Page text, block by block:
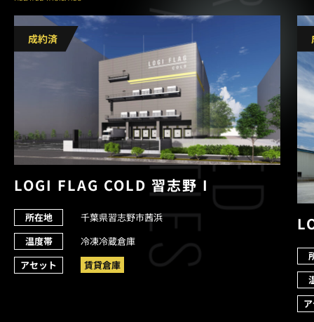
R
E
L
A
T
E
D
F
A
C
I
L
I
T
I
E
S
LOGI FLAG COLD 習志野 I
所在地
千葉県習志野市茜浜
温度帯
冷凍冷蔵倉庫
アセット
賃貸倉庫